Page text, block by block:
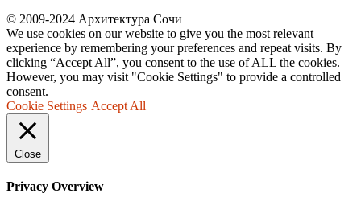
© 2009-2024 Архитектура Сочи
We use cookies on our website to give you the most relevant
experience by remembering your preferences and repeat visits. By
clicking “Accept All”, you consent to the use of ALL the cookies.
However, you may visit "Cookie Settings" to provide a controlled
consent.
Cookie Settings Accept All
Close
Privacy Overview